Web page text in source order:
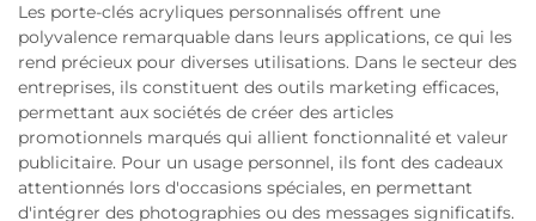
Les porte-clés acryliques personnalisés offrent une
polyvalence remarquable dans leurs applications, ce qui les
rend précieux pour diverses utilisations. Dans le secteur des
entreprises, ils constituent des outils marketing efficaces,
permettant aux sociétés de créer des articles
promotionnels marqués qui allient fonctionnalité et valeur
publicitaire. Pour un usage personnel, ils font des cadeaux
attentionnés lors d'occasions spéciales, en permettant
d'intégrer des photographies ou des messages significatifs.